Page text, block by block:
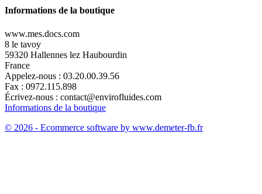
Informations de la boutique
www.mes.docs.com
8 le tavoy
59320 Hallennes lez Haubourdin
France
Appelez-nous : 03.20.00.39.56
Fax : 0972.115.898
Écrivez-nous : contact@envirofluides.com
Informations de la boutique
© 2026 - Ecommerce software by www.demeter-fb.fr